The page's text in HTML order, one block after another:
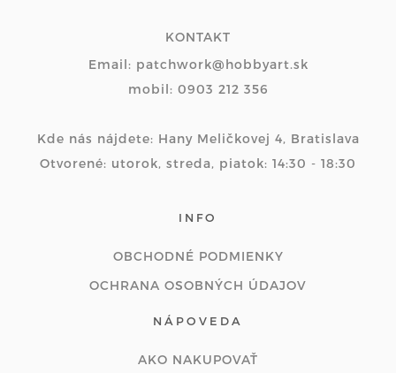
KONTAKT
Email: patchwork@hobbyart.sk
mobil: 0903 212 356
Kde nás nájdete: Hany Meličkovej 4, Bratislava
Otvorené: utorok, streda, piatok: 14:30 - 18:30
INFO
OBCHODNÉ PODMIENKY
OCHRANA OSOBNÝCH ÚDAJOV
NÁPOVEDA
AKO NAKUPOVAŤ